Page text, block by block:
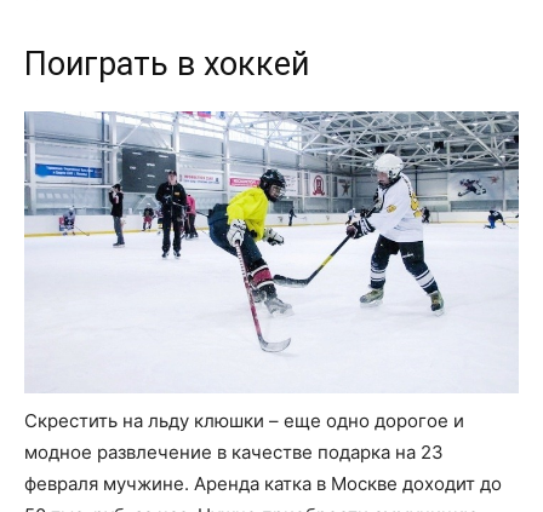
Поиграть в хоккей
Скрестить на льду клюшки – еще одно дорогое и
модное развлечение в качестве подарка на 23
февраля мучжине. Аренда катка в Москве доходит до